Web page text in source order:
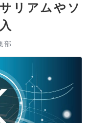
リアムやソ
部